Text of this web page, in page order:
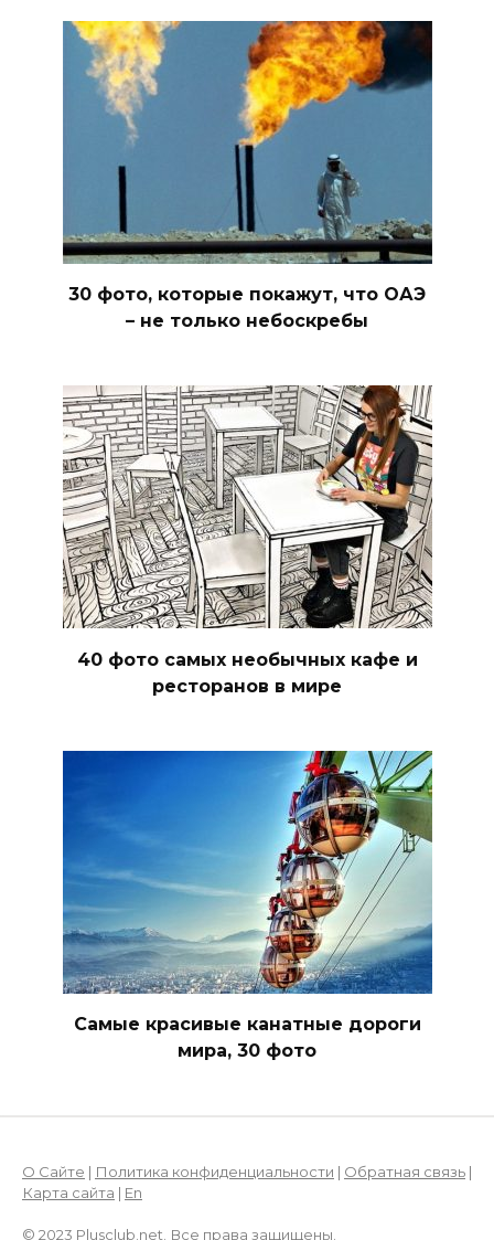
30 фото, которые покажут, что ОАЭ
– не только небоскребы
40 фото самых необычных кафе и
ресторанов в мире
Самые красивые канатные дороги
мира, 30 фото
О Сайте | Политика конфиденциальности | Обратная связь |
Карта сайта | En
© 2023 Plusclub.net. Все права защищены.